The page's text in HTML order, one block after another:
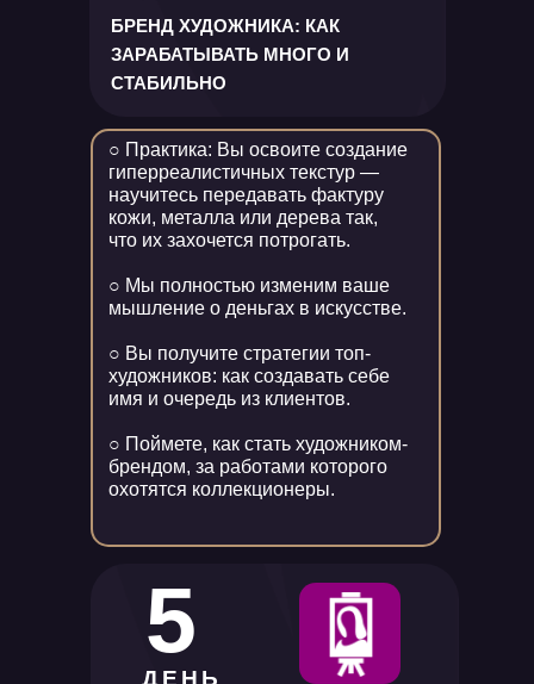
○ Практика: Вы освоите создание
гиперреалистичных текстур —
научитесь передавать фактуру
кожи, металла или дерева так,
что их захочется потрогать.
○ Мы полностью изменим ваше
мышление о деньгах в искусстве.
○ Вы получите стратегии топ-
художников: как создавать себе
имя и очередь из клиентов.
○ Поймете, как стать художником-
брендом, за работами которого
охотятся коллекционеры.
БРЕНД ХУДОЖНИКА: КАК
ЗАРАБАТЫВАТЬ МНОГО И
СТАБИЛЬНО
5
ДЕНЬ